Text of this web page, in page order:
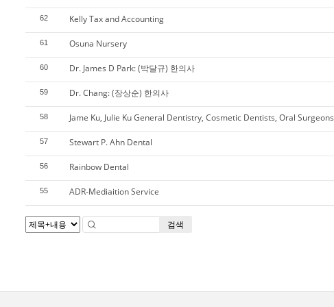
62 Kelly Tax and Accounting
61 Osuna Nursery
60 Dr. James D Park: (박달규) 한의사
59 Dr. Chang: (장상순) 한의사
58 Jame Ku, Julie Ku General Dentistry, Cosmetic Dentists, Oral Surgeons
57 Stewart P. Ahn Dental
56 Rainbow Dental
55 ADR-Mediaition Service
검색